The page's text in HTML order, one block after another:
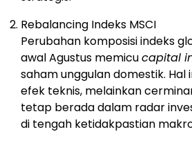
Rebalancing Indeks MSCI
Perubahan komposisi indeks
awal Agustus memicucapital
saham unggulan domestik. Hal
efek teknis, melainkan
tetap berada dalam radar
di tengah ketidakpastian